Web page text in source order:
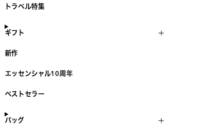
トラベル特集
ギフト
新作
エッセンシャル10周年
ベストセラー
バッグ